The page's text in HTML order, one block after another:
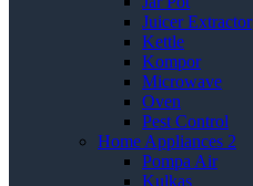
Juicer Extractor
Kettle
Kompor
Microwave
Oven
Pest Control
Home Appliances 2
Pompa Air
Kulkas